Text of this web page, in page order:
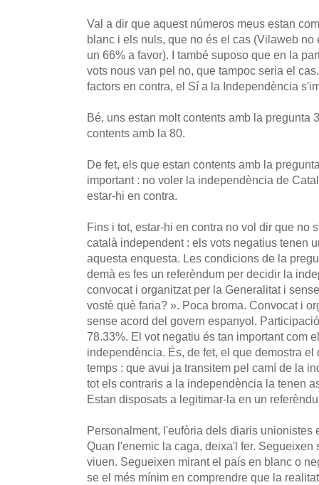
Val a dir que aquest números meus estan
blanc i els nuls, que no és el cas (Vilaweb no
un 66% a favor). I també suposo que en la
vots nous van pel no, que tampoc seria el
factors en contra, el Sí a la Independència
Bé, uns estan molt contents amb la pregunta
contents amb la 80.
De fet, els que estan contents amb la
important : no voler la independència de
estar-hi en contra.
Fins i tot, estar-hi en contra no vol dir que no
català independent : els vots negatius tenen
aquesta enquesta. Les condicions de la
demà es fes un referèndum per decidir la
convocat i organitzat per la Generalitat i
vostè què faria? ». Poca broma. Convocat i
sense acord del govern espanyol.
78.33%. El vot negatiu és tan important com
independència. És, de fet, el que demostra
temps : que avui ja transitem pel camí de la
tot els contraris a la independència la tenen
Estan disposats a legitimar-la en un
Personalment, l'eufòria dels diaris unionistes
Quan l'enemic la caga, deixa'l fer. Segueixen
viuen. Segueixen mirant el país en blanc o
se el més mínim en comprendre que la